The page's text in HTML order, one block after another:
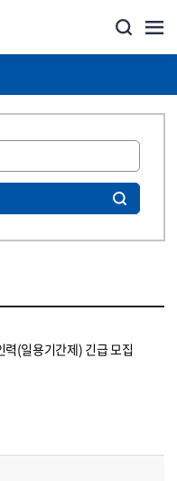
(일용기간제) 긴급 모집